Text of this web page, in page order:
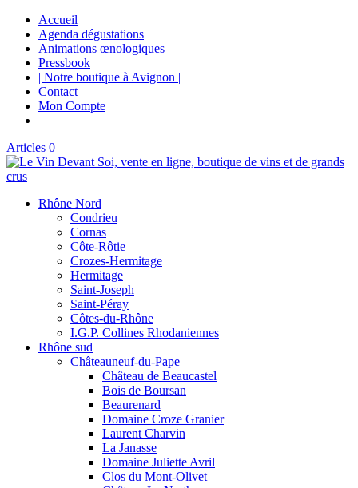
Accueil
Agenda dégustations
Animations œnologiques
Pressbook
| Notre boutique à Avignon |
Contact
Mon Compte
Articles 0
Rhône Nord
Condrieu
Cornas
Côte-Rôtie
Crozes-Hermitage
Hermitage
Saint-Joseph
Saint-Péray
Côtes-du-Rhône
I.G.P. Collines Rhodaniennes
Rhône sud
Châteauneuf-du-Pape
Château de Beaucastel
Bois de Boursan
Beaurenard
Domaine Croze Granier
Laurent Charvin
La Janasse
Domaine Juliette Avril
Clos du Mont-Olivet